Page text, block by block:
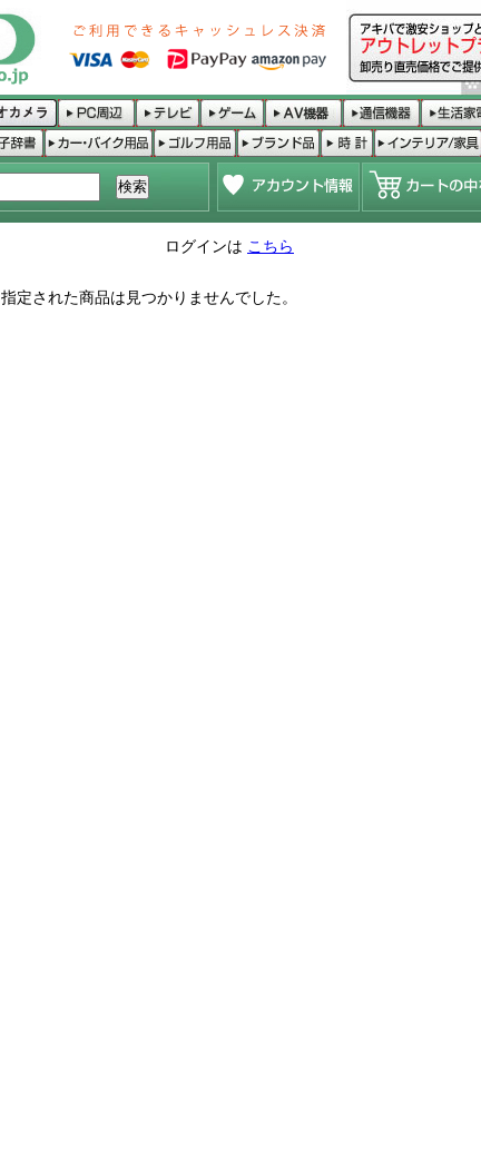
ログインは こちら
指定された商品は見つかりませんでした。